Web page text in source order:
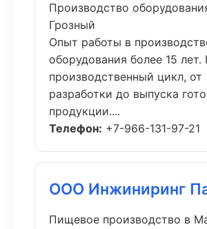
Производство
Грозный
Опыт работы в
оборудования более 15
производственный цикл, от
разработки до выпуска
продукции....
Телефон: +7-966-131-97-21
ООО Инжиниринг
Пищевое производство в